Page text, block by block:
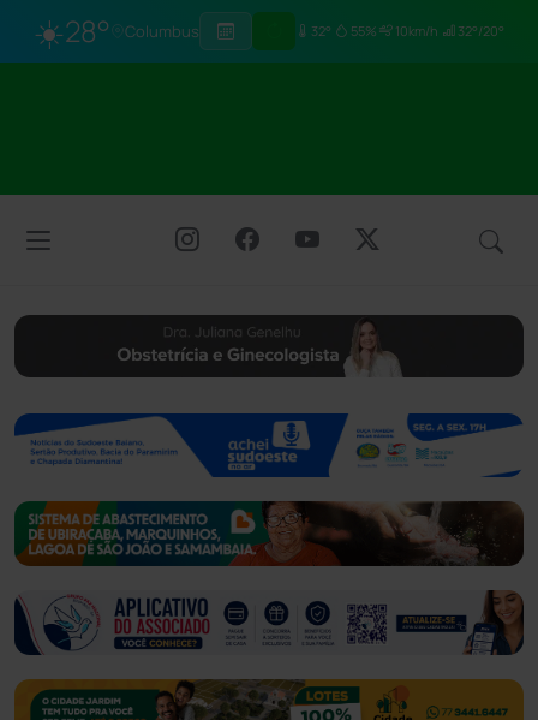
☀️28° Columbus 32° 55% 10km/h 32°/20°